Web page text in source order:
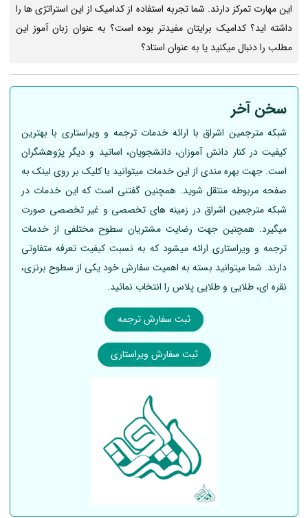
این مهارت تمرکز دارند. شما تجربه استفاده از کدامیک از این استراتژی ها را
داشته اید؟ کدامیک برایتان مفیدتر بوده است؟ به عنوان زبان آموز این
مطلب را دنبال میکنید یا به عنوان استاد؟
سخن آخر
شبکه مترجمین اشراق با ارائه خدمات ترجمه و ویراستاری با بهترین
کیفیت در کنار دانش آموزان، دانشجویان، اساتید و دیگر پژوهشگران
است. جهت بهره مندی از این خدمات میتوانید با کلیک بر روی لینک به
صفحه مربوطه منتقل شوید. همچنین گفتنی است که این خدمات در
شبکه مترجمین اشراق در زمینه های تخصصی و غیر تخصصی صورت
میگیرد. همچنین جهت رضایت مشتریان سطوح مختلفی از خدمات
ترجمه و ویراستاری ارائه میشود که به نسبت کیفیت تعرفه متفاوتی
دارند. شما میتوانید بسته به اهمیت سفارش خود یکی از سطوح برنزی،
نقره ای، طلایی و طلایی پلاس را انتخاب نمائید.
ثبت سفارش ترجمه
ثبت سفارش ویراستاری